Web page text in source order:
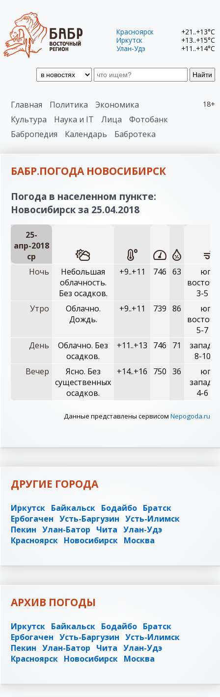
Найти
Красноярск
+21..+13°C
Иркутск
+13..+15°C
Улан-Удэ
+11..+14°C
18+
Главная Политика
Экономика
Культура
Наука и IT Лица
Фотобанк
Бабропедия
Календарь Бабротека
БАБР.ПОГОДА НОВОСИБИРСК
Погода в населенном пункте:
Новосибирск за 25.04.2018
25-
апр-2018
ср
Ночь
Небольшая
облачность.
Без осадков.
+9..+11 746 63
юго-
3-5 м/
Утро
Облачно.
Дождь.
+9..+11 739 86
юго-
5-7 м/
День
Облачно. Без
осадков.
+11..+13 746 71
8-10
Вечер
Ясно. Без
существенных
осадков.
+14..+16 750 36
юго-
4-6 м/
Данные представлены сервисом Nepogoda.ru
ДРУГИЕ ГОРОДА
Иркутск Байкальск Бодайбо Братск
Ербогачен Усть-Баргузин Усть-Илимск
Пекин Улан-Батор Чита Улан-Удэ
Красноярск Новосибирск Москва
АРХИВ ПОГОДЫ
Иркутск Байкальск Бодайбо Братск
Ербогачен Усть-Баргузин Усть-Илимск
Пекин Улан-Батор Чита Улан-Удэ
Красноярск Новосибирск Москва